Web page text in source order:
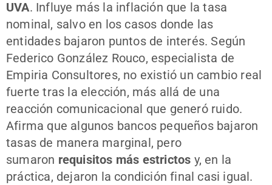
UVA. Influye más la inflación que la tasa
nominal, salvo en los casos donde las
entidades bajaron puntos de interés. Según
Federico González Rouco, especialista de
Empiria Consultores, no existió un cambio real
fuerte tras la elección, más allá de una
reacción comunicacional que generó ruido.
Afirma que algunos bancos pequeños bajaron
tasas de manera marginal, pero
sumaron requisitos más estrictos y, en la
práctica, dejaron la condición final casi igual.